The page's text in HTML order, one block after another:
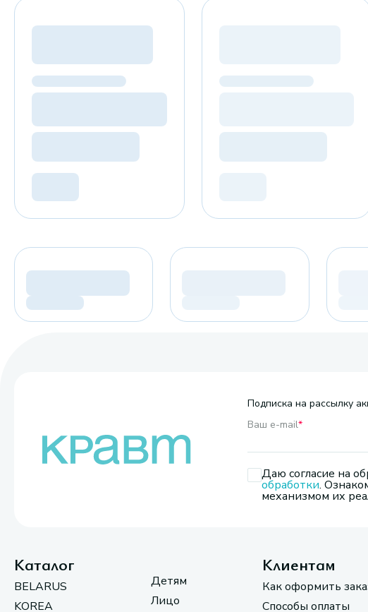
Подписка на рассылку
Ваш e-mail*
Даю согласие на
обработки.
механизмом их
Каталог
BELARUS
KOREA
Детям
Лицо
Клиентам
Как оформить
Способы оплаты